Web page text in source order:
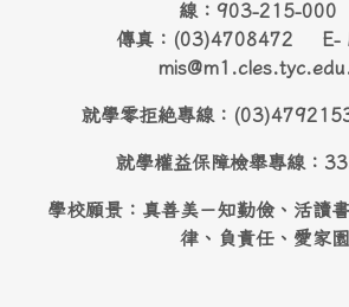
線：903-215-000
傳真：(03)4708472 E-
就學零拒絶專線：
就學權益保障檢舉專線：
學校願景：真善美－知勤儉、活讀
律、負責任、愛家園